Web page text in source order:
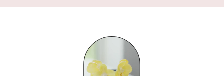
ノーラのフィンランド旅気分